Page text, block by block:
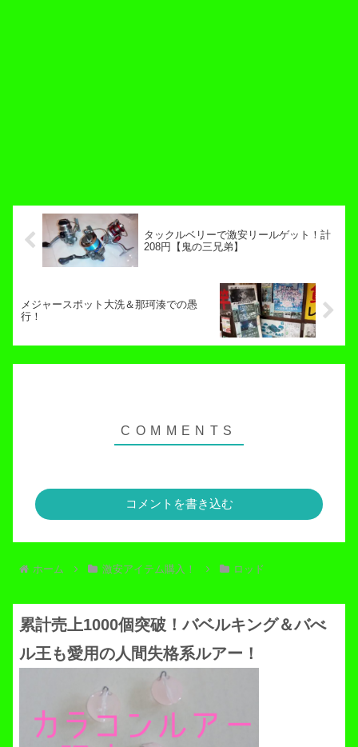
タックルベリーで激安リールゲット！計
208円【鬼の三兄弟】
メジャースポット大洗＆那珂湊での愚
行！
コメントを書き込む
ホーム 激安アイテム購入！ ロッド
累計売上1000個突破！バベルキング＆バべ
ル王も愛用の人間失格系ルアー！